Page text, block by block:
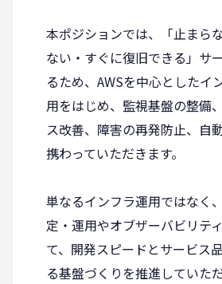
本ポジションでは、「止まら
ない・すぐに復旧できる」サ
るため、AWSを中心としたイ
用をはじめ、監視基盤の整備
ス改善、障害の再発防止、自
携わっていただきます。
単なるインフラ運用ではなく
定・運用やオブザーバビリテ
て、開発スピードとサービス
る基盤づくりを推進していた